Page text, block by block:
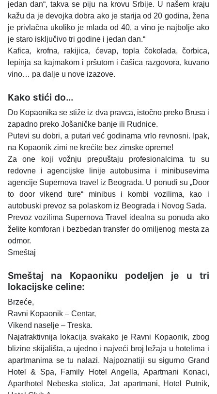
jedan dan“, takva se piju na krovu Srbije. U našem kraju
kažu da je devojka dobra ako je starija od 20 godina, žena
je privlačna ukoliko je mlađa od 40, a vino je najbolje ako
je staro isključivo tri godine i jedan dan.“
Kafica, krofna, rakijica, ćevap, topla čokolada, čorbica,
lepinja sa kajmakom i pršutom i čašica razgovora, kuvano
vino… pa dalje u nove izazove.
Kako stići do…
Do Kopaonika se stiže iz dva pravca, istočno preko Brusa i
zapadno preko Jošaničke banje ili Rudnice.
Putevi su dobri, a putari već godinama vrlo revnosni. Ipak,
na Kopaonik zimi ne krećite bez zimske opreme!
Za one koji vožnju prepuštaju profesionalcima tu su
redovne i agencijske linije autobusima i minibusevima
agencije Supernova travel iz Beograda. U ponudi su „Door
to door vikend ture“ minibus i kombi vozilima, kao i
autobuski prevoz sa polaskom iz Beograda i Novog Sada.
Prevoz vozilima Supernova Travel idealna su ponuda ako
želite komforan i bezbedan transfer do omiljenog mesta za
odmor.
Smeštaj
Smeštaj na Kopaoniku podeljen je u tri
lokacijske celine:
Brzeće,
Ravni Kopaonik – Centar,
Vikend naselje – Treska.
Najatraktivnija lokacija svakako je Ravni Kopaonik, zbog
blizine skijališta, a ujedno i najveći broj ležaja u hotelima i
apartmanima se tu nalazi. Najpoznatiji su sigurno Grand
Hotel & Spa, Family Hotel Angella, Apartmani Konaci,
Aparthotel Nebeska stolica, Jat apartmani, Hotel Putnik,